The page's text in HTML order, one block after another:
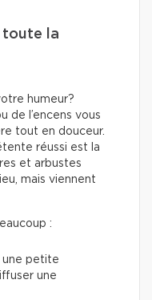
toute la
humeur?
de l’encens vous
tout en douceur.
réussi est la
et arbustes
mais viennent
:
une petite
une